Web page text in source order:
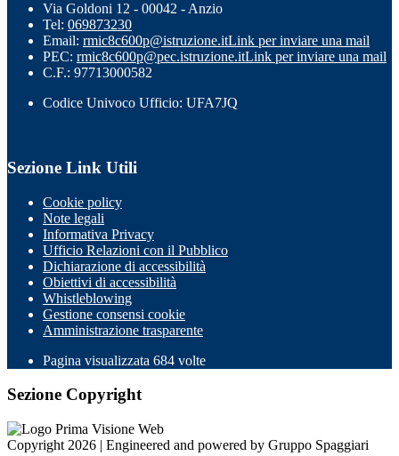
Via Goldoni 12 - 00042 - Anzio
Tel: 069873230
Email: rmic8c600p@istruzione.itLink per inviare una mail
PEC: rmic8c600p@pec.istruzione.itLink per inviare una mail
C.F.: 97713000582
Codice Univoco Ufficio: UFA7JQ
Sezione Link Utili
Cookie policy
Note legali
Informativa Privacy
Ufficio Relazioni con il Pubblico
Dichiarazione di accessibilità
Obiettivi di accessibilità
Whistleblowing
Gestione consensi cookie
Amministrazione trasparente
Pagina visualizzata 684 volte
Sezione Copyright
Copyright 2026 | Engineered and powered by Gruppo Spaggiari